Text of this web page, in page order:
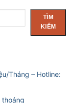
TÌM
KIẾM
Tháng – Hotline:
thoáng